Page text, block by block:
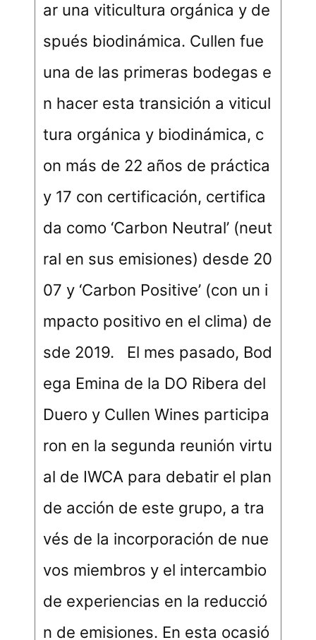
ar una viticultura orgánica y de
spués biodinámica. Cullen fue
una de las primeras bodegas e
n hacer esta transición a viticul
tura orgánica y biodinámica, c
on más de 22 años de práctica
y 17 con certificación, certifica
da como ‘Carbon Neutral’ (neut
ral en sus emisiones) desde 20
07 y ‘Carbon Positive’ (con un i
mpacto positivo en el clima) de
sde 2019. El mes pasado, Bod
ega Emina de la DO Ribera del
Duero y Cullen Wines participa
ron en la segunda reunión virtu
al de IWCA para debatir el plan
de acción de este grupo, a tra
vés de la incorporación de nue
vos miembros y el intercambio
de experiencias en la reducció
n de emisiones. En esta ocasió